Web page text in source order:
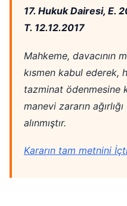
17. Hukuk Dairesi, E.
T. 12.12.2017
Mahkeme, davacının
kısmen kabul ederek,
tazminat ödenmesine
manevi zararın
alınmıştır.
Kararın tam metnini